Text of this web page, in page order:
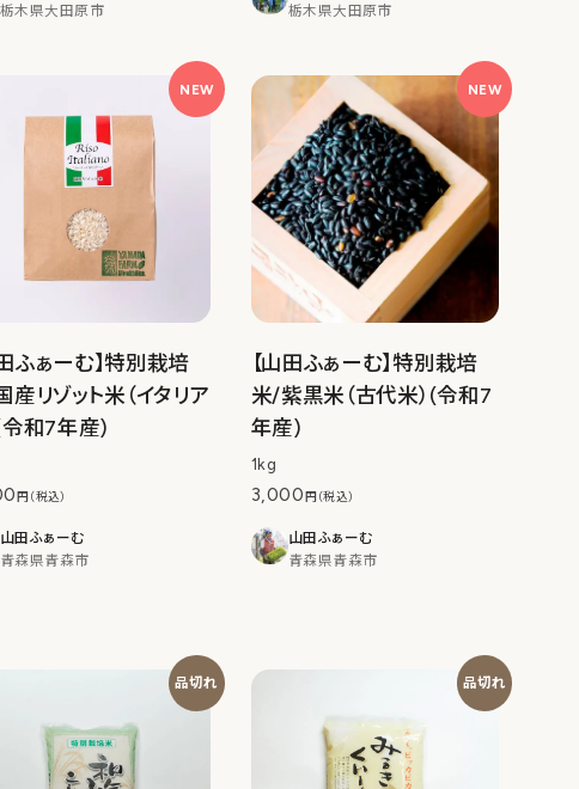
栃木県大田原市
栃木県大田原市
NEW
田ふぁーむ】特別栽培
産リゾット米（イタリア
令和7年産)
円（税込）
山田ふぁーむ
青森県青森市
NEW
【山田ふぁーむ】特別栽培
米/紫黒米（古代米）(令和7
年産)
1kg
3,000 円（税込）
山田ふぁーむ
青森県青森市
品切れ 品切れ